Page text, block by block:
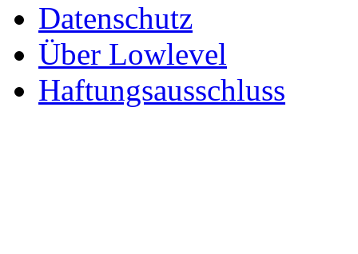
Datenschutz
Über Lowlevel
Haftungsausschluss